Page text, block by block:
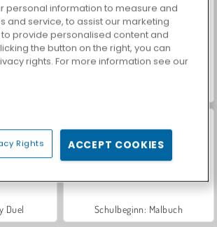
of Secrets
Duel Schulbeginn: Malbuch
personal information to measure and
and service, to assist our marketing
provide personalised content and
the button on the right, you can
rights. For more information see our
Rights ACCEPT COOKIES